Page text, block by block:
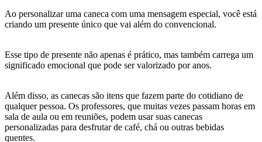
Ao personalizar uma caneca com uma mensagem especial, você está
criando um presente único que vai além do convencional.
Esse tipo de presente não apenas é prático, mas também carrega um
significado emocional que pode ser valorizado por anos.
Além disso, as canecas são itens que fazem parte do cotidiano de
qualquer pessoa. Os professores, que muitas vezes passam horas em
sala de aula ou em reuniões, podem usar suas canecas
personalizadas para desfrutar de café, chá ou outras bebidas
quentes.